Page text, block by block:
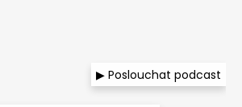
▶ Poslouchat podcast